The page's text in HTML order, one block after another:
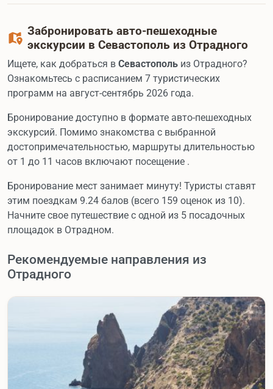
Забронировать авто-пешеходные
экскурсии в Севастополь из Отрадного
Ищете, как добраться в Севастополь из Отрадного?
Ознакомьтесь с расписанием 7 туристических
программ на август-сентябрь 2026 года.
Бронирование доступно в формате авто-пешеходных
экскурсий. Помимо знакомства с выбранной
достопримечательностью, маршруты длительностью
от 1 до 11 часов включают посещение .
Бронирование мест занимает минуту! Туристы ставят
этим поездкам 9.24 балов (всего 159 оценок из 10).
Начните свое путешествие с одной из 5 посадочных
площадок в Отрадном.
Рекомендуемые направления из
Отрадного